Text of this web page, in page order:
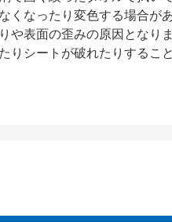
なったり変色する場合が
表面の歪みの原因となり
シートが破れたりすること